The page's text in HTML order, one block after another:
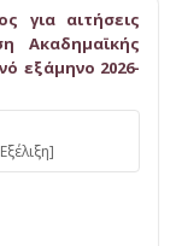
για αιτήσεις
Ακαδημαϊκής
εξάμηνο 2026-